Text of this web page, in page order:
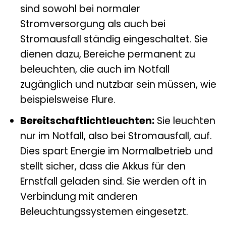
sind sowohl bei normaler
Stromversorgung als auch bei
Stromausfall ständig eingeschaltet. Sie
dienen dazu, Bereiche permanent zu
beleuchten, die auch im Notfall
zugänglich und nutzbar sein müssen, wie
beispielsweise Flure.
Bereitschaftlichtleuchten:Sie leuchten
nur im Notfall, also bei Stromausfall, auf.
Dies spart Energie im Normalbetrieb und
stellt sicher, dass die Akkus für den
Ernstfall geladen sind. Sie werden oft in
Verbindung mit anderen
Beleuchtungssystemen eingesetzt.